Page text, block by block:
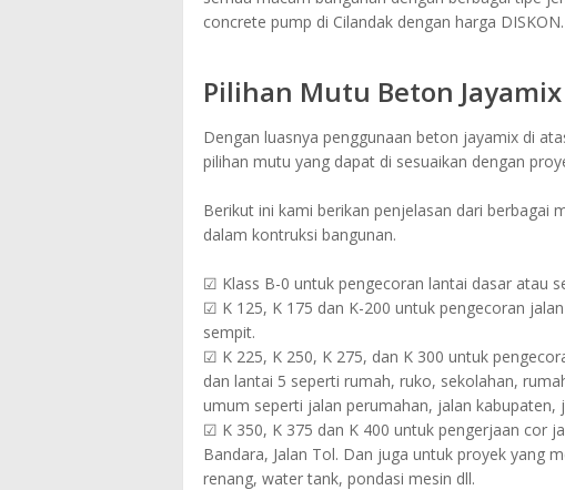
concrete pump di Cilandak dengan harga DISKON.
Pilihan Mutu Beton
Dengan luasnya penggunaan beton jayamix di
pilihan mutu yang dapat di sesuaikan dengan
Berikut ini kami berikan penjelasan dari berbagai
dalam kontruksi bangunan.
☑ Klass B-0 untuk pengecoran lantai dasar atau
☑ K 125, K 175 dan K-200 untuk pengecoran
sempit.
☑ K 225, K 250, K 275, dan K 300 untuk
dan lantai 5 seperti rumah, ruko, sekolahan,
umum seperti jalan perumahan, jalan kabupaten,
☑ K 350, K 375 dan K 400 untuk pengerjaan cor
Bandara, Jalan Tol. Dan juga untuk proyek yang
renang, water tank, pondasi mesin dll.